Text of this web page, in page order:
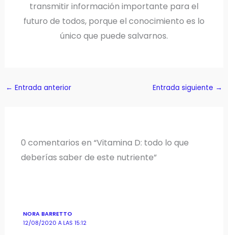
transmitir información importante para el
futuro de todos, porque el conocimiento es lo
único que puede salvarnos.
← Entrada anterior Entrada siguiente →
0 comentarios en “Vitamina D: todo lo que
deberías saber de este nutriente”
NORA BARRETTO
12/08/2020 A LAS 15:12